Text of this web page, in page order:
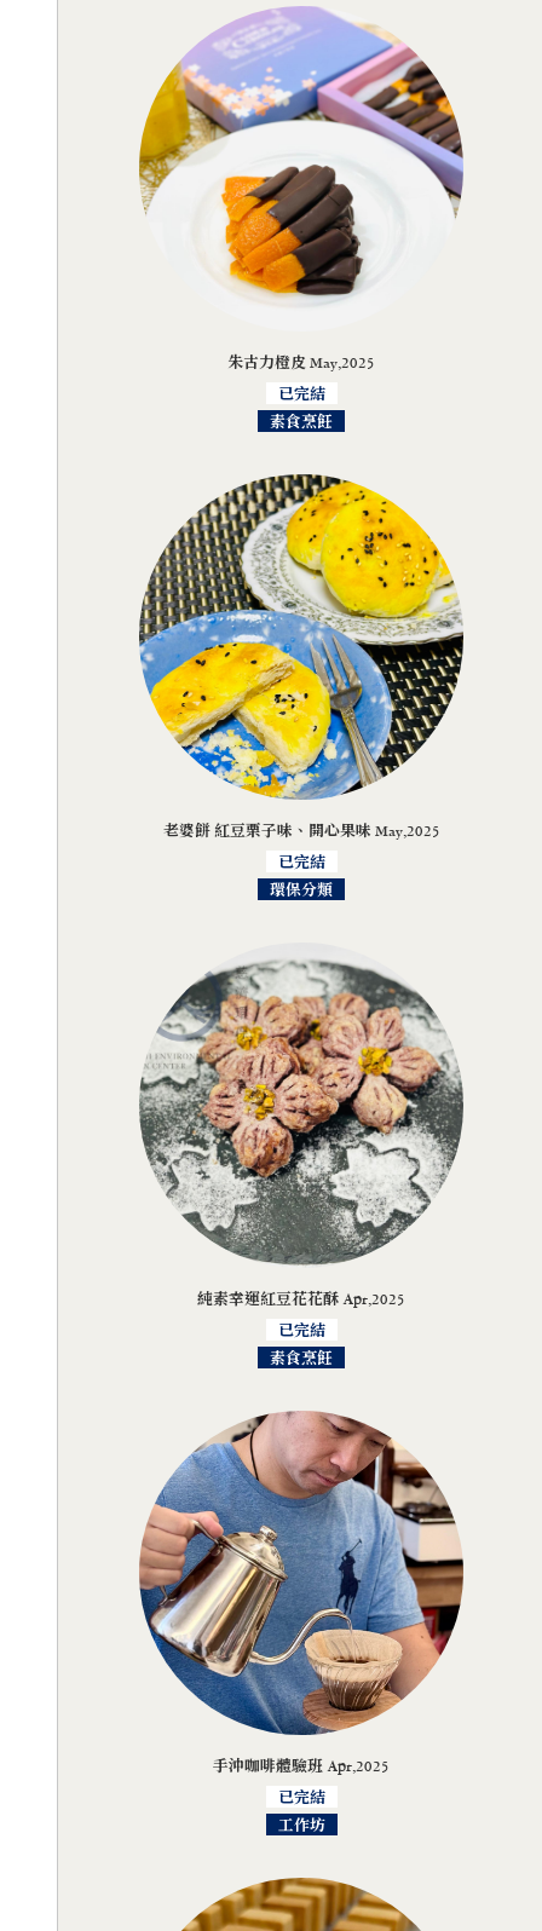
朱古力橙皮 May,2025
已完結
素食烹飪
老婆餅 紅豆栗子味、開心果味 May,2025
已完結
環保分類
純素幸運紅豆花花酥 Apr,2025
已完結
素食烹飪
手沖咖啡體驗班 Apr,2025
已完結
工作坊